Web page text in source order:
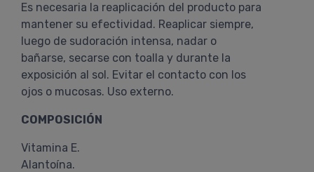
Es necesaria la reaplicación del producto para
mantener su efectividad. Reaplicar siempre,
luego de sudoración intensa, nadar o
bañarse, secarse con toalla y durante la
exposición al sol. Evitar el contacto con los
ojos o mucosas. Uso externo.
COMPOSICIÓN
Vitamina E.
Alantoína.